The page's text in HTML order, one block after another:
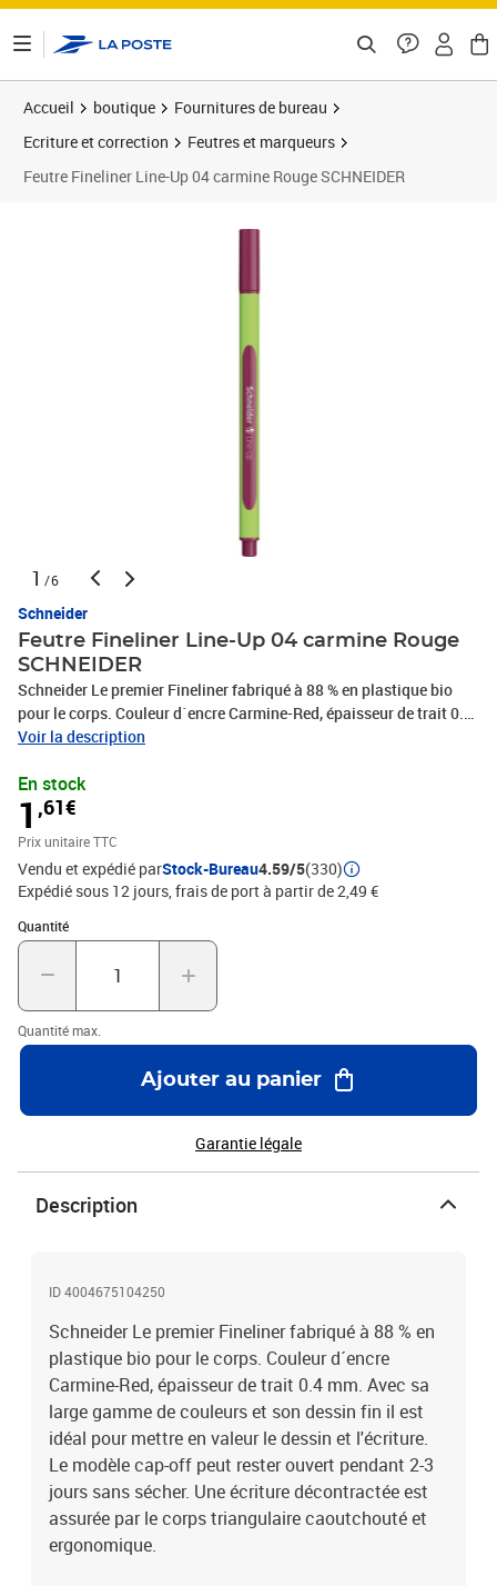
Accueil boutique
Fournitures de bureau
Ecriture et correction
Feutres et marqueurs
Feutre Fineliner Line-Up 04 carmine Rouge SCHNEIDER
1 /6
Schneider
Feutre Fineliner Line-Up 04 carmine Rouge
SCHNEIDER
Schneider Le premier Fineliner fabriqué à 88 % en plastique bio
pour le corps. Couleur d´encre Carmine-Red, épaisseur de trait 0.4
mm. Avec sa large gamme de couleurs et son dessin fin il est idéal
rester ouvert pendant 2-3 jours sans sécher. Une écriture
décontractée est assurée par le corps triangulaire caoutchouté et
ergonomique.
Voir la description
En stock
1 ,61€
Prix unitaire TTC
Vendu et expédié parStock-Bureau4.59/5(330)
Expédié sous 12 jours, frais de port à partir de 2,49 €
Quantité
Quantité : 1
Quantité max.
Ajouter au panier
Garantie légale
Description
ID 4004675104250
Schneider Le premier Fineliner fabriqué à 88 % en
plastique bio pour le corps. Couleur d´encre
Carmine-Red, épaisseur de trait 0.4 mm. Avec sa
large gamme de couleurs et son dessin fin il est
idéal pour mettre en valeur le dessin et l'écriture.
Le modèle cap-off peut rester ouvert pendant 2-3
jours sans sécher. Une écriture décontractée est
assurée par le corps triangulaire caoutchouté et
ergonomique.